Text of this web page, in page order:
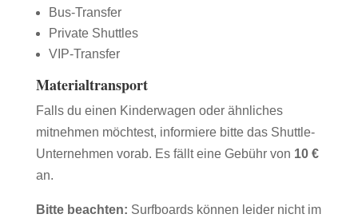
Bus-Transfer
Private Shuttles
VIP-Transfer
Materialtransport
Falls du einen Kinderwagen oder ähnliches
mitnehmen möchtest, informiere bitte das Shuttle-
Unternehmen vorab. Es fällt eine Gebühr von 10 €
an.
Bitte beachten: Surfboards können leider nicht im